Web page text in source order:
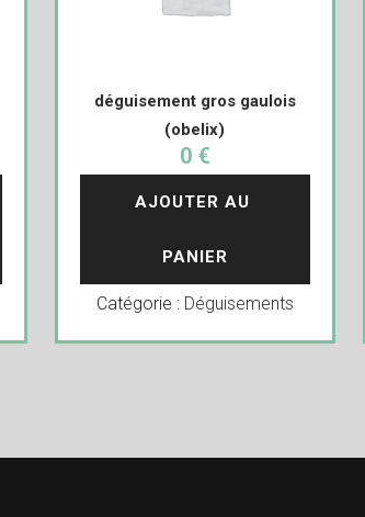
déguisement gros gaulois
(obelix)
0 €
AJOUTER AU
PANIER
Catégorie : Déguisements